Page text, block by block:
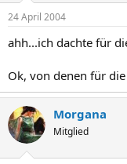
24 April 2004
ahh...ich dachte für
Ok, von denen für
Morgana
Mitglied